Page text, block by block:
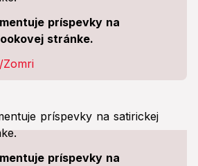
príspevky na
stránke.
Zomri
príspevky na